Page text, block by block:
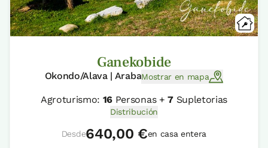
Ganekobide
Okondo/Alava | ArabaMostrar en mapa
Agroturismo: 16 Personas +7Supletorias
Distribución
Desde640,00 €en casa entera